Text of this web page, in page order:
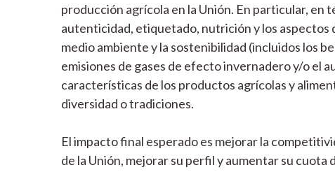
producción agrícola en la Unión. En particular, en
autenticidad, etiquetado, nutrición y los aspectos
medio ambiente y la sostenibilidad (incluidos los
emisiones de gases de efecto invernadero y/o el
características de los productos agrícolas y
diversidad o tradiciones.
El impacto final esperado es mejorar la
de la Unión, mejorar su perfil y aumentar su cuota